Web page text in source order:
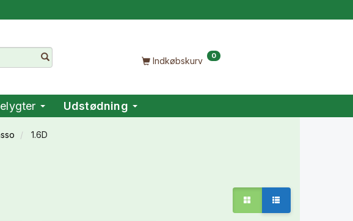
Indkøbskurv 0
Udstødning
1.6D